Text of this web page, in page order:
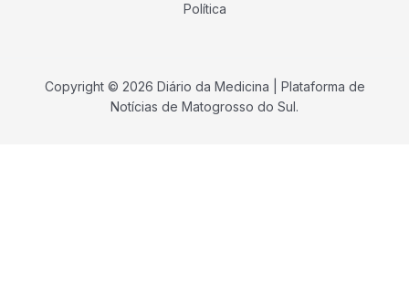
Política
Copyright © 2026 Diário da Medicina | Plataforma de
Notícias de Matogrosso do Sul.